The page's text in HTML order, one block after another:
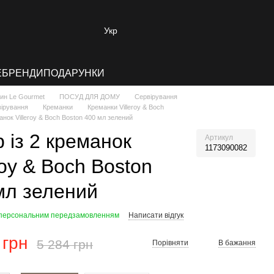
Укр
БРЕНДИ ПОДАРУНКИ
Le Gourmet ПОСУД ДЛЯ ДОМУ
Сервірування
Креманки
Креманки Villeroy & Boch
Villeroy & Boch Boston 400 мл зелений
із 2 креманок
& Boch Boston
зелений
Артикул
1173090082
передзамовленням Написати відгук
5 284 грн Порівняти В бажання